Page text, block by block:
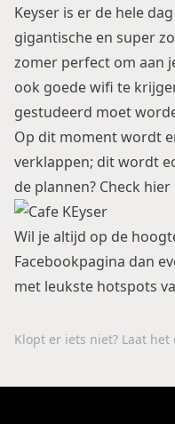
Keyser is er de hele
gigantische en super
zomer perfect om aan
ook goede wifi te
gestudeerd moet
Op dit moment wordt
verklappen; dit wordt
de plannen? Check
Wil je altijd op de
Facebookpagina dan
met leukste hotspots
Klopt er iets niet? Laat